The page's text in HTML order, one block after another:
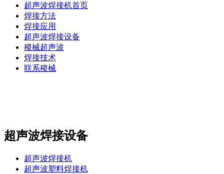
超声波焊接机首页
焊接方法
焊接应用
超声波焊接设备
稷械超声波
焊接技术
联系稷械
超声波焊接设备
超声波焊接机
超声波塑料焊接机